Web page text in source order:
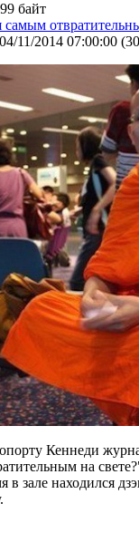
байт
самым
11/2014 07:00:00 (
Кеннеди
на
в зале находился